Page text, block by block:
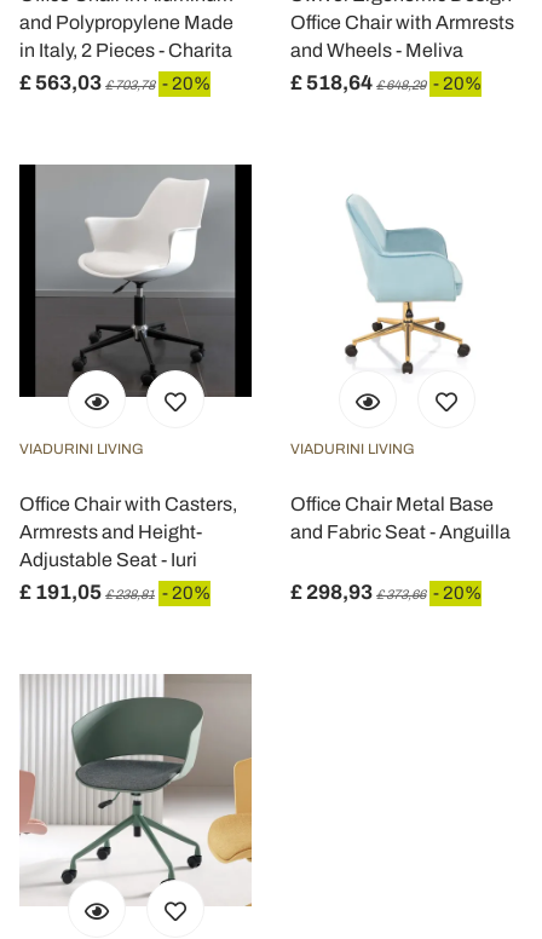
and Polypropylene Made
in Italy, 2 Pieces - Charita
£ 563,03 £ 703,78 - 20%
Office Chair with Armrests
and Wheels - Meliva
£ 518,64 £ 648,29 - 20%
VIADURINI LIVING
Office Chair with Casters,
Armrests and Height-
Adjustable Seat - Iuri
£ 191,05 £ 238,81 - 20%
VIADURINI LIVING
Office Chair Metal Base
and Fabric Seat - Anguilla
£ 298,93 £ 373,66 - 20%